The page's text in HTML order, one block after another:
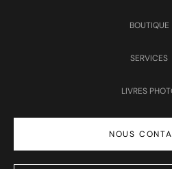
BOUTIQUE
SERVICES
LIVRES
NOUS